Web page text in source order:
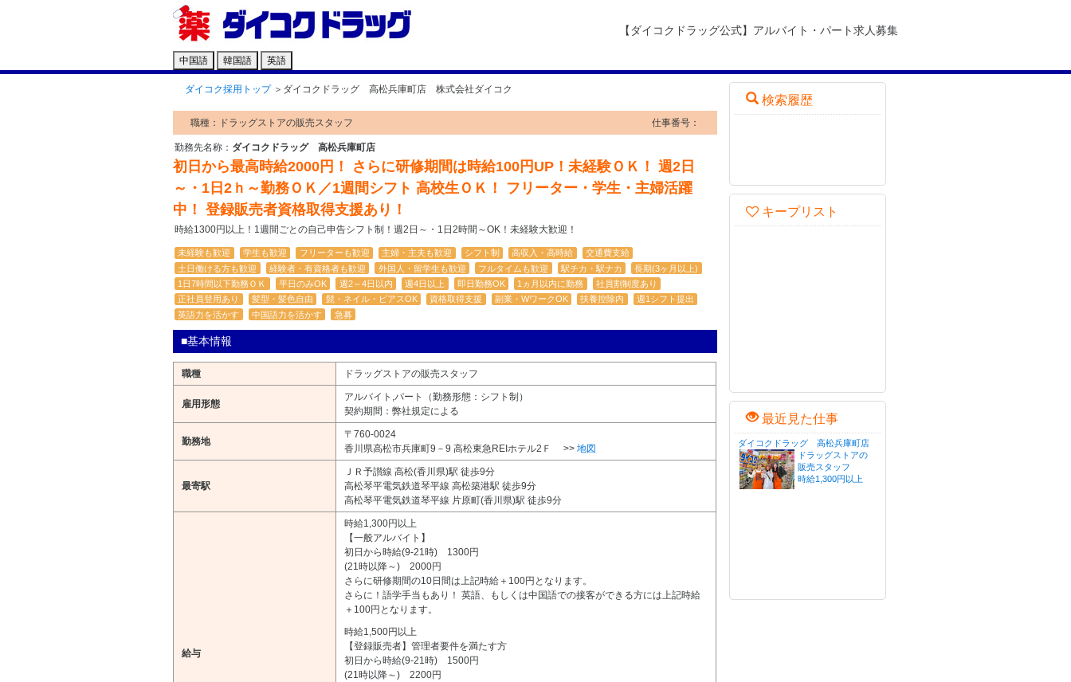
【ダイコクドラッグ公式】アルバイト・パート求人募集
中国語 韓国語 英語
ダイコク採用トップ ＞ ダイコクドラッグ 高松兵庫町店 株式会社ダイコク
職種：ドラッグストアの販売スタッフ 仕事番号：
勤務先名称： ダイコクドラッグ 高松兵庫町店
初日から最高時給2000円！ さらに研修期間は時給100円UP！未経験ＯＫ！ 週2日
～・1日2ｈ～勤務ＯＫ／1週間シフト 高校生ＯＫ！ フリーター・学生・主婦活躍
中！ 登録販売者資格取得支援あり！
時給1300円以上！1週間ごとの自己申告シフト制！週2日～・1日2時間～OK！未経験大歓迎！
未経験も歓迎 学生も歓迎 フリーターも歓迎 主婦・主夫も歓迎 シフト制 高収入・高時給
交通費支給
土日働ける方も歓迎
経験者・有資格者も歓迎 外国人・留学生も歓迎 フルタイムも歓迎 駅チカ・駅ナカ
長期(3ヶ月以上)
1日7時間以下勤務ＯＫ
平日のみOK 週2～4日以内 週4日以上 即日勤務OK 1ヵ月以内に勤務
社員割制度あり
正社員登用あり
髪型・髪色自由 髭・ネイル・ピアスOK 資格取得支援 副業・WワークOK 扶養控除内
週1シフト提出
英語力を活かす
中国語力を活かす 急募
■基本情報
職種 ドラッグストアの販売スタッフ
雇用形態
アルバイト,パート（勤務形態：シフト制）
契約期間：弊社規定による
勤務地
〒760-0024
香川県高松市兵庫町9－9 高松東急REIホテル2Ｆ >> 地図
最寄駅
ＪＲ予讃線 高松(香川県)駅 徒歩9分
高松琴平電気鉄道琴平線 高松築港駅 徒歩9分
高松琴平電気鉄道琴平線 片原町(香川県)駅 徒歩9分
給与
時給1,300円以上
【一般アルバイト】
初日から時給(9-21時) 1300円
(21時以降～) 2000円
さらに研修期間の10日間は上記時給＋100円となります。
さらに！語学手当もあり！ 英語、もしくは中国語での接客ができる方には上記時給
＋100円となります。
時給1,500円以上
【登録販売者】管理者要件を満たす方
初日から時給(9-21時) 1500円
(21時以降～) 2200円
検索履歴
キープリスト
最近見た仕事
ダイコクドラッグ 高松兵庫町店
ドラッグストアの
販売スタッフ
時給1,300円以上